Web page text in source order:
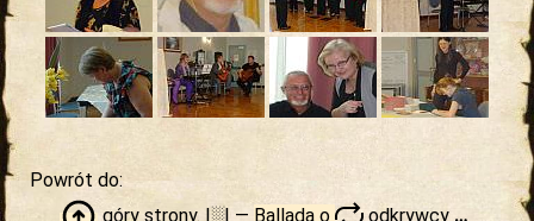
Powrót do:
góry strony. |░| — Ballada o odkrywcy …